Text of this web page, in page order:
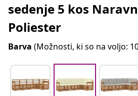
sedenje 5 kos
Poliester
Barva (Možnosti, ki so na voljo: